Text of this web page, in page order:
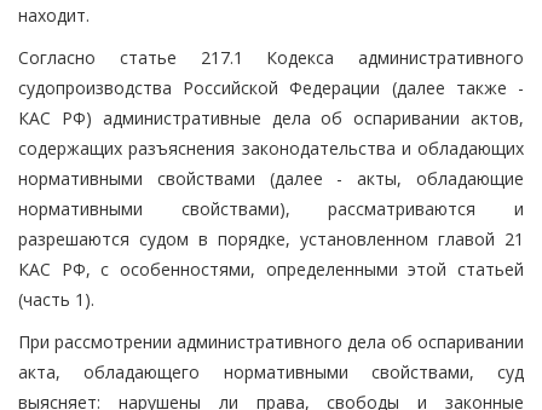
находит.
Согласно статье 217.1 Кодекса административного
судопроизводства Российской Федерации (далее также -
КАС РФ) административные дела об оспаривании актов,
содержащих разъяснения законодательства и обладающих
нормативными свойствами (далее - акты, обладающие
нормативными свойствами), рассматриваются и
разрешаются судом в порядке, установленном главой 21
КАС РФ, с особенностями, определенными этой статьей
(часть 1).
При рассмотрении административного дела об оспаривании
акта, обладающего нормативными свойствами, суд
выясняет: нарушены ли права, свободы и законные